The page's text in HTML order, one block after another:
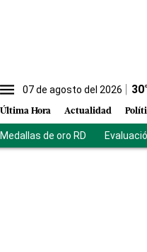
07 de agosto del 2026 30
Última Hora Actualidad
Medallas de oro RD